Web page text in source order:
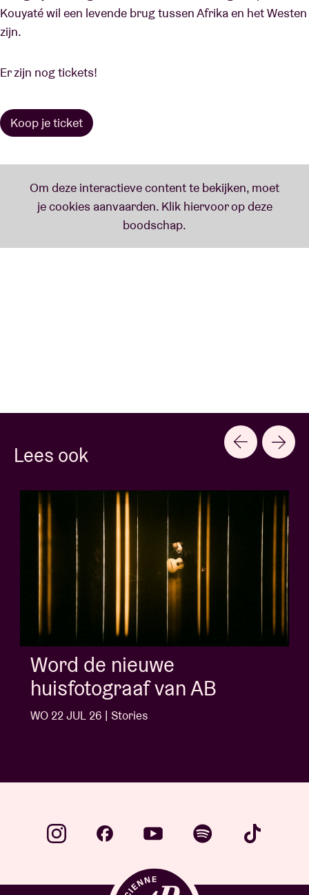
Kouyaté wil een levende brug tussen Afrika en het Westen
zijn.
Er zijn nog tickets!
Koop je ticket
Lees ook
Album of the week:
'Doctrine Of Love' - Jalen
Ngonda